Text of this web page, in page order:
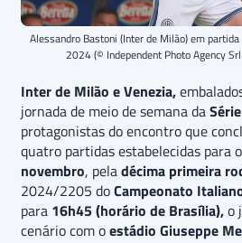
Alessandro Bastoni (Inter de Milão) em
2024 (© Independent Photo Agency
Inter de Milão e Venezia,
jornada de meio de semana da
protagonistas do encontro que
quatro partidas estabelecidas para o
novembro, peladécima primeira
2024/2205 doCampeonato
para 16h45 (horário de Brasília),o
cenário com oestádio Giuseppe